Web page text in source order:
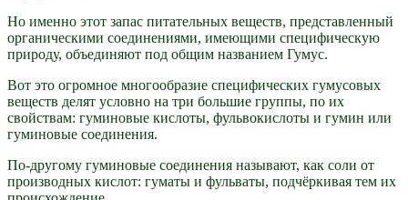
Но именно этот запас питательных веществ, представленный
органическими соединениями, имеющими специфическую
природу, объединяют под общим названием Гумус.
Вот это огромное многообразие специфических гумусовых
веществ делят условно на три большие группы, по их
свойствам: гуминовые кислоты, фульвокислоты и гумин или
гуминовые соединения.
По-другому гуминовые соединения называют, как соли от
производных кислот: гуматы и фульваты, подчёркивая тем их